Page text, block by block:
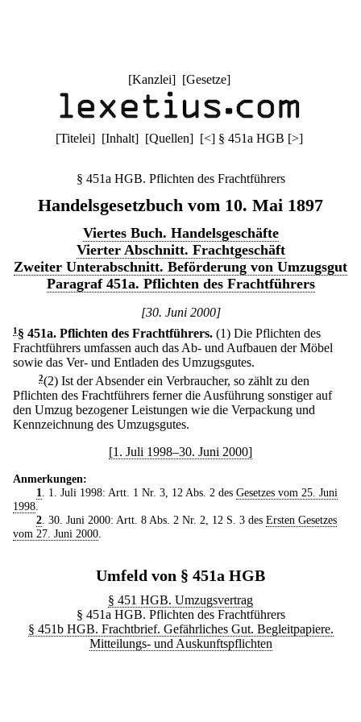
[Kanzlei] [Gesetze]
[Titelei] [Inhalt] [Quellen] [<] § 451a HGB [>]
§ 451a HGB. Pflichten des Frachtführers
Handelsgesetzbuch vom 10. Mai 1897
Viertes Buch. Handelsgeschäfte
Vierter Abschnitt. Frachtgeschäft
Zweiter Unterabschnitt. Beförderung von Umzugsgut
Paragraf 451a. Pflichten des Frachtführers
[30. Juni 2000]
1 § 451a. Pflichten des Frachtführers. (1) Die Pflichten des
Frachtführers umfassen auch das Ab- und Aufbauen der Möbel
sowie das Ver- und Entladen des Umzugsgutes.
2(2) Ist der Absender ein Verbraucher, so zählt zu den
Pflichten des Frachtführers ferner die Ausführung sonstiger auf
den Umzug bezogener Leistungen wie die Verpackung und
Kennzeichnung des Umzugsgutes.
[1. Juli 1998–30. Juni 2000]
Anmerkungen:
1. 1. Juli 1998: Artt. 1 Nr. 3, 12 Abs. 2 des Gesetzes vom 25. Juni
1998.
2. 30. Juni 2000: Artt. 8 Abs. 2 Nr. 2, 12 S. 3 des Ersten Gesetzes
vom 27. Juni 2000.
Umfeld von § 451a HGB
§ 451 HGB. Umzugsvertrag
§ 451a HGB. Pflichten des Frachtführers
§ 451b HGB. Frachtbrief. Gefährliches Gut. Begleitpapiere.
Mitteilungs- und Auskunftspflichten